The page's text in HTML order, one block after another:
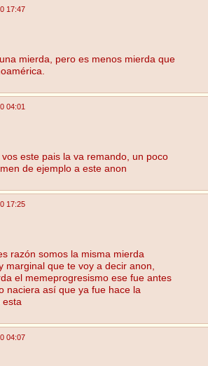
17:47
mierda, pero es menos mierda que
04:01
este pais la va remando, un poco
de ejemplo a este anon
17:25
razón somos la misma mierda
marginal que te voy a decir anon,
el memeprogresismo ese fue antes
naciera así que ya fue hace la
esta
04:07